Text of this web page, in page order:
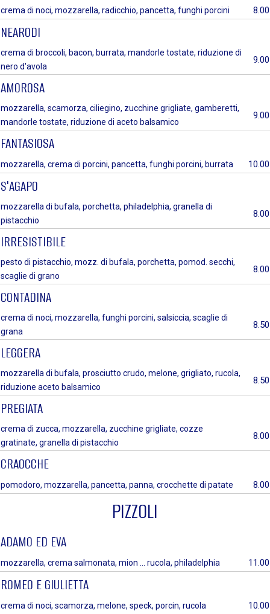
crema di noci, mozzarella, radicchio, pancetta, funghi porcini 8.00
NEARODI
crema di broccoli, bacon, burrata, mandorle tostate, riduzione di
nero d'avola
9.00
AMOROSA
mozzarella, scamorza, ciliegino, zucchine grigliate, gamberetti,
mandorle tostate, riduzione di aceto balsamico
9.00
FANTASIOSA
mozzarella, crema di porcini, pancetta, funghi porcini, burrata 10.00
S'AGAPO
mozzarella di bufala, porchetta, philadelphia, granella di
pistacchio
8.00
IRRESISTIBILE
pesto di pistacchio, mozz. di bufala, porchetta, pomod. secchi,
scaglie di grano
8.00
CONTADINA
crema di noci, mozzarella, funghi porcini, salsiccia, scaglie di
grana
8.50
LEGGERA
mozzarella di bufala, prosciutto crudo, melone, grigliato, rucola,
riduzione aceto balsamico
8.50
PREGIATA
crema di zucca, mozzarella, zucchine grigliate, cozze
gratinate, granella di pistacchio
8.00
CRAOCCHE
pomodoro, mozzarella, pancetta, panna, crocchette di patate 8.00
PIZZOLI
ADAMO ED EVA
mozzarella, crema salmonata, mion ... rucola, philadelphia 11.00
ROMEO E GIULIETTA
crema di noci, scamorza, melone, speck, porcin, rucola 10.00